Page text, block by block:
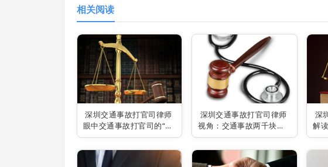
相关阅读
深圳交通事故打官司律师
眼中交通事故打官司的“麻
烦”与应对
深圳交通事故打官司律师
视角：交通事故两千块钱
是否值得打官司
深
解
是